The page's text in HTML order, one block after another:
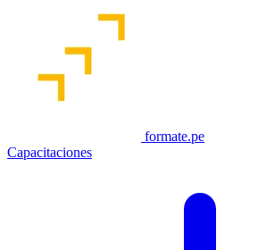
formate.pe
Capacitaciones